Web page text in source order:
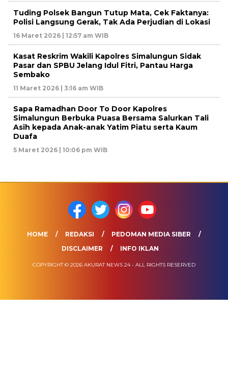
Tuding Polsek Bangun Tutup Mata, Cek Faktanya:
Polisi Langsung Gerak, Tak Ada Perjudian di Lokasi
16 Maret 2026 | 12:57 am WIB
Kasat Reskrim Wakili Kapolres Simalungun Sidak
Pasar dan SPBU Jelang Idul Fitri, Pantau Harga
Sembako
11 Maret 2026 | 3:16 am WIB
Sapa Ramadhan Door To Door Kapolres
Simalungun Berbuka Puasa Bersama Salurkan Tali
Asih kepada Anak-anak Yatim Piatu serta Kaum
Duafa
5 Maret 2026 | 10:06 pm WIB
HOME REDAKSI
PEDOMAN MEDIA SIBER
DISCLAIMER
INFO IKLAN
COPYRIGHT © 2026 AKURAT NEWS 24 - ALL RIGHTS RESERVED